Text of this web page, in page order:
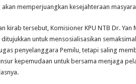
memperjuangkan kesejahteraan
kirab tersebut, Komisioner KPU NTB Dr.
ditujukkan untuk mensosialisasikan
penyelanggara Pemilu, tetapi saling
kepemudaan untuk bersama menjaga